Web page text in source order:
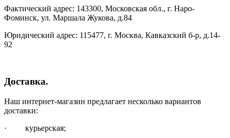
Фактический адрес: 143300, Московская обл., г. Наро-
Фоминск, ул. Маршала Жукова, д.84
Юридический адрес: 115477, г. Москва, Кавказский б-р, д.14-
92
Доставка.
Наш интернет-магазин предлагает несколько вариантов
доставки:
· курьерская;